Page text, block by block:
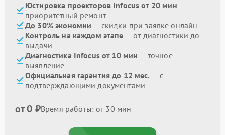
Юстировка проекторов Infocus от 20 мин —
приоритетный ремонт
До 30% экономии — скидки при заявке онлайн
Контроль на каждом этапе — от диагностики до
выдачи
Диагностика Infocus от 10 мин — точное
выявление
Официальная гарантия до 12 мес. — с
подтверждающими документами
от 0 ₽Время работы: от 30 мин